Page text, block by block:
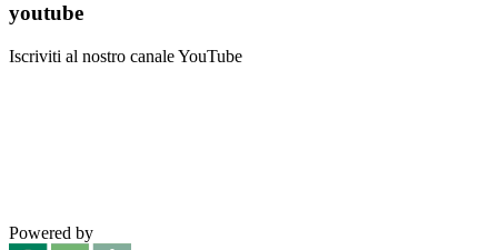
youtube
Iscriviti al nostro canale YouTube
Powered by